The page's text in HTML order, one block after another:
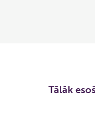
Tālāk